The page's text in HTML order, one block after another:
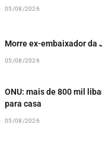
05/08/2026
Morre ex-embaixador da
05/08/2026
ONU: mais de 800 mil
para casa
05/08/2026